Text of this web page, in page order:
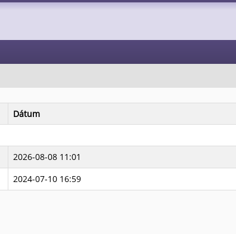
Dátum
2026-08-08 11:01
2024-07-10 16:59